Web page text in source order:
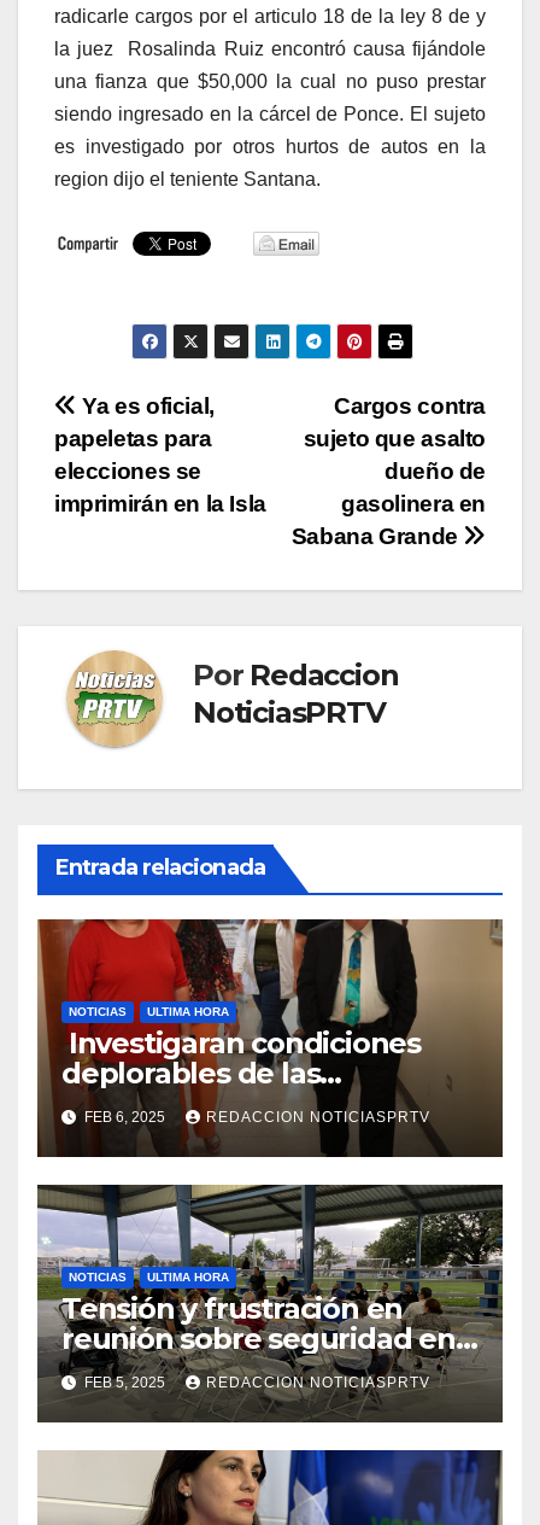
radicarle cargos por el articulo 18 de la ley 8 de y
la juez Rosalinda Ruiz encontró causa fijándole
una fianza que $50,000 la cual no puso prestar
siendo ingresado en la cárcel de Ponce. El sujeto
es investigado por otros hurtos de autos en la
region dijo el teniente Santana.
Navegación
de
entradas
Cargos contra
sujeto que asalto
dueño de
gasolinera en
Sabana Grande
Ya es oficial,
papeletas para
elecciones se
imprimirán en la Isla
Por Redaccion
NoticiasPRTV
Entrada relacionada
NOTICIAS ULTIMA HORA
Investigaran condiciones
deplorables de las
facilidades el Departamento
de la Salud en Mayagüez
FEB 6, 2025 REDACCION NOTICIASPRTV
NOTICIAS ULTIMA HORA
Tensión y frustración en
reunión sobre seguridad en
Reparto Metropolitano
FEB 5, 2025 REDACCION NOTICIASPRTV